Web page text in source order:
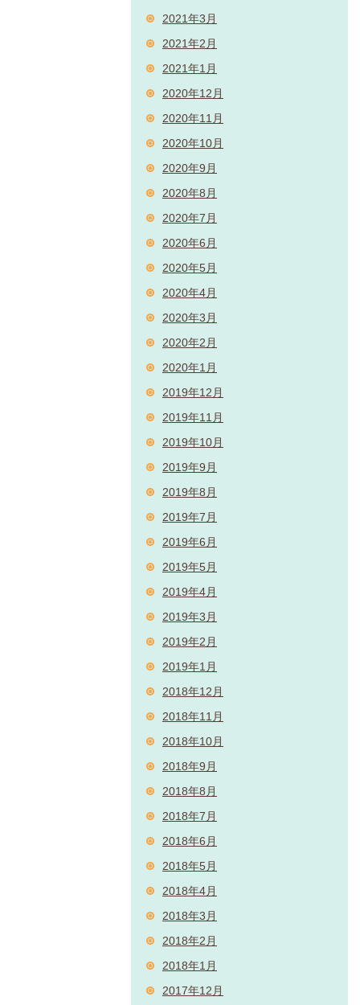
2021年3月
2021年2月
2021年1月
2020年12月
2020年11月
2020年10月
2020年9月
2020年8月
2020年7月
2020年6月
2020年5月
2020年4月
2020年3月
2020年2月
2020年1月
2019年12月
2019年11月
2019年10月
2019年9月
2019年8月
2019年7月
2019年6月
2019年5月
2019年4月
2019年3月
2019年2月
2019年1月
2018年12月
2018年11月
2018年10月
2018年9月
2018年8月
2018年7月
2018年6月
2018年5月
2018年4月
2018年3月
2018年2月
2018年1月
2017年12月